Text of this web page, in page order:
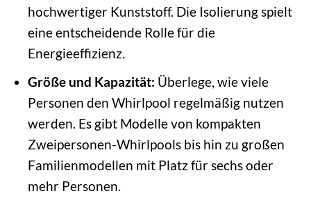
hochwertiger Kunststoff. Die Isolierung spielt
eine entscheidende Rolle für die
Energieeffizienz.
Größe und Kapazität: Überlege, wie viele
Personen den Whirlpool regelmäßig nutzen
werden. Es gibt Modelle von kompakten
Zweipersonen-Whirlpools bis hin zu großen
Familienmodellen mit Platz für sechs oder
mehr Personen.